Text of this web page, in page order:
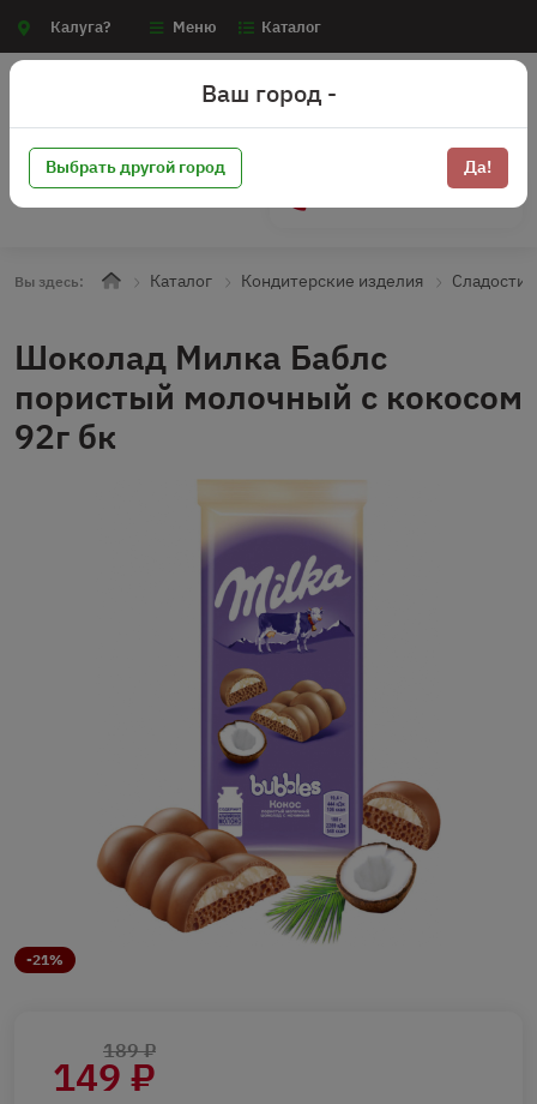
Калуга? Меню Каталог
Вы здесь: Каталог Кондитерские изделия Сладости
Шоколад Милка Баблс
пористый молочный с кокосом
92г бк
-21%
149 ₽
189 ₽
Ваш город -
Выбрать другой город Да!